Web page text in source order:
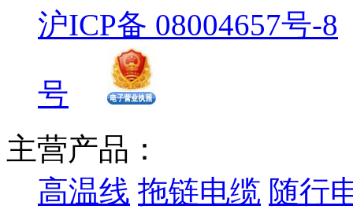
沪ICP备 08004657号-8
号
主营产品：
高温线 拖链电缆 随行